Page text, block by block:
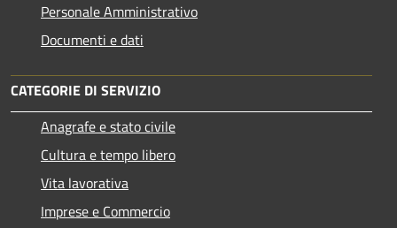
Personale Amministrativo
Documenti e dati
CATEGORIE DI SERVIZIO
Anagrafe e stato civile
Cultura e tempo libero
Vita lavorativa
Imprese e Commercio